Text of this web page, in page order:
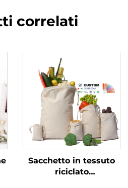
correlati
Sacchetto in tessuto
riciclato